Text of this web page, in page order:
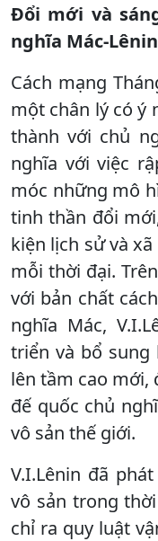
Đổi mới và
nghĩa Mác-Lênin
Cách mạng
một chân lý có ý
thành với chủ
nghĩa với việc
móc những mô
tinh thần đổi
kiện lịch sử và
mỗi thời đại.
với bản chất
nghĩa Mác,
triển và bổ sung
lên tầm cao mới,
đế quốc chủ
vô sản thế giới.
V.I.Lênin đã
vô sản trong
chỉ ra quy luật